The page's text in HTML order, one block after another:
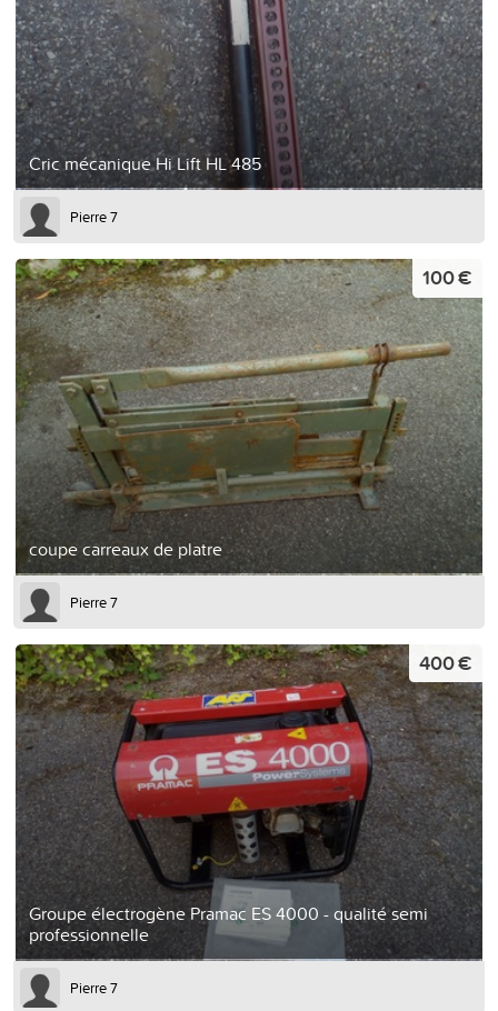
Cric mécanique Hi Lift HL 485
Pierre 7
coupe carreaux de platre
100 €
Pierre 7
Groupe électrogène Pramac ES 4000 - qualité semi
professionnelle
400 €
Pierre 7